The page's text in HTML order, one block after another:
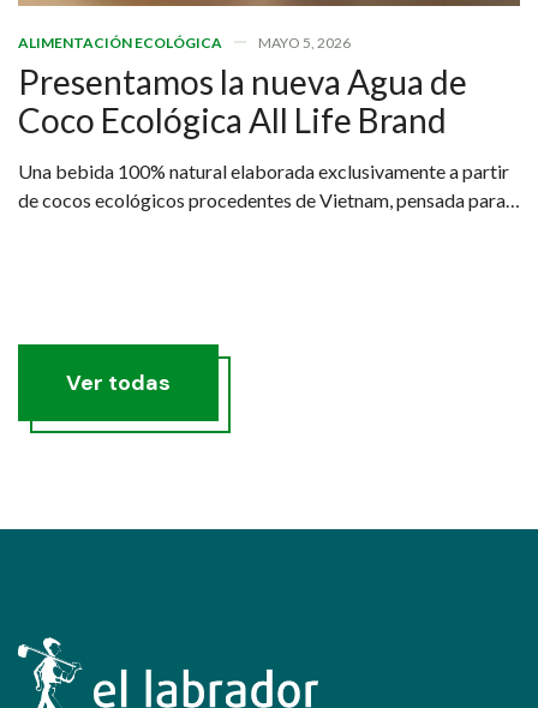
ALIMENTACIÓN ECOLÓGICA MAYO 5, 2026
Presentamos la nueva Agua de
Coco Ecológica All Life Brand
Una bebida 100% natural elaborada exclusivamente a partir
de cocos ecológicos procedentes de Vietnam, pensada para
Ver todas